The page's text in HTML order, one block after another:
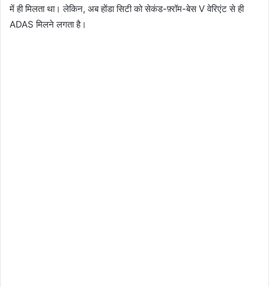
में ही मिलता था। लेकिन, अब होंडा सिटी को सेकंड-फ़्रॉम-बेस V वेरिएंट से ही
ADAS मिलने लगता है।